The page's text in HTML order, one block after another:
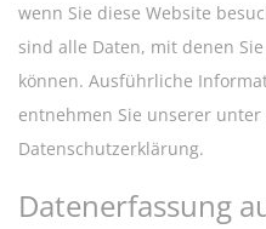
wenn Sie diese Website
sind alle Daten, mit denen
können. Ausführliche
entnehmen Sie unserer
Datenschutzerklärung.
Datenerfassung